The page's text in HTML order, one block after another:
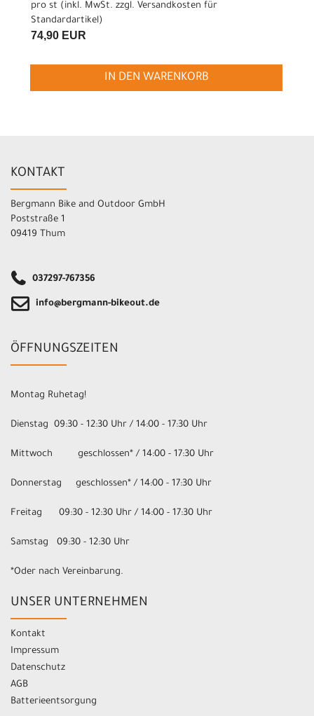
pro st (inkl. MwSt. zzgl. Versandkosten für
Standardartikel)
74,90 EUR
IN DEN WARENKORB
KONTAKT
Bergmann Bike and Outdoor GmbH
Poststraße 1
09419 Thum
037297-767356
info@bergmann-bikeout.de
ÖFFNUNGSZEITEN
Montag Ruhetag!
Dienstag 09:30 - 12:30 Uhr / 14:00 - 17:30 Uhr
Mittwoch geschlossen* / 14:00 - 17:30 Uhr
Donnerstag geschlossen* / 14:00 - 17:30 Uhr
Freitag 09:30 - 12:30 Uhr / 14:00 - 17:30 Uhr
Samstag 09:30 - 12:30 Uhr
*Oder nach Vereinbarung.
UNSER UNTERNEHMEN
Kontakt
Impressum
Datenschutz
AGB
Batterieentsorgung